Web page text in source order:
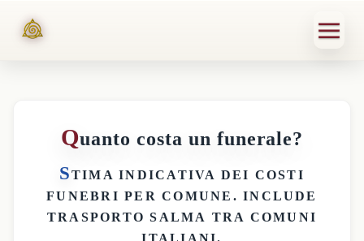
Quanto costa un funerale?
STIMA INDICATIVA DEI COSTI
FUNEBRI PER COMUNE . INCLUDE
TRASPORTO SALMA TRA COMUNI
ITALIANI.